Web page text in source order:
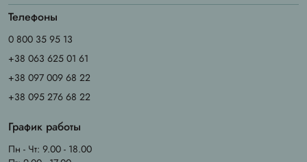
Телефоны
0 800 35 95 13
+38 063 625 01 61
+38 097 009 68 22
+38 095 276 68 22
График работы
Пн - Чт: 9.00 - 18.00